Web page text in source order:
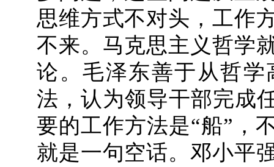
思维方式不对头，工作
不来。马克思主义哲学
论。毛泽东善于从哲
法，认为领导干部完成
要的工作方法是“船”，
就是一句空话。邓小平